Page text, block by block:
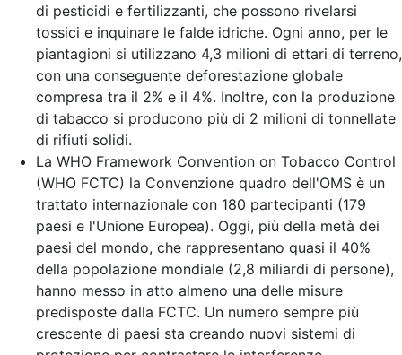
di pesticidi e fertilizzanti, che possono rivelarsi
tossici e inquinare le falde idriche. Ogni anno, per le
piantagioni si utilizzano 4,3 milioni di ettari di terreno,
con una conseguente deforestazione globale
compresa tra il 2% e il 4%. Inoltre, con la produzione
di tabacco si producono più di 2 milioni di tonnellate
di rifiuti solidi.
La WHO Framework Convention on Tobacco Control
(WHO FCTC) la Convenzione quadro dell'OMS è un
trattato internazionale con 180 partecipanti (179
paesi e l'Unione Europea). Oggi, più della metà dei
paesi del mondo, che rappresentano quasi il 40%
della popolazione mondiale (2,8 miliardi di persone),
hanno messo in atto almeno una delle misure
predisposte dalla FCTC. Un numero sempre più
crescente di paesi sta creando nuovi sistemi di